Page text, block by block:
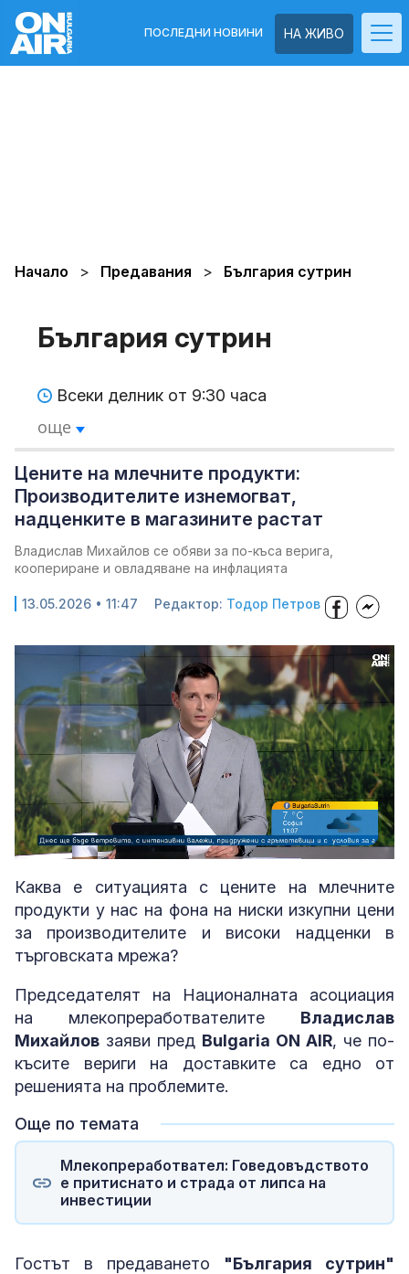
НА ЖИВО
ПОСЛЕДНИ НОВИНИ
Начало Предавания България сутрин
България сутрин
Всеки делник от 9:30 часа
още
Цените на млечните продукти:
Производителите изнемогват,
надценките в магазините растат
Владислав Михайлов се обяви за по-къса верига,
коопериране и овладяване на инфлацията
13.05.2026 • 11:47 Редактор: Тодор Петров
Unmute Loaded:
5.98%
Каква е ситуацията с цените на млечните
продукти у нас на фона на ниски изкупни цени
за производителите и високи надценки в
търговската мрежа?
Председателят на Националната асоциация
на млекопреработвателите Владислав
Михайлов заяви пред Bulgaria ON AIR, че по-
късите вериги на доставките са едно от
решенията на проблемите.
Още по темата
Млекопреработвател: Говедовъдството
е притиснато и страда от липса на
инвестиции
Гостът в предаването "България сутрин"